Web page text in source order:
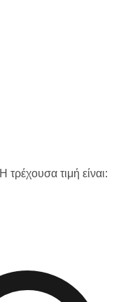
Η τρέχουσα τιμή είναι: